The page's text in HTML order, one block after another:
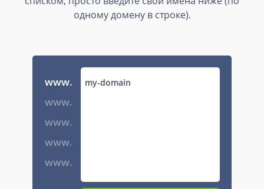
одному домену в строке).
www.
www.
www.
www.
www.